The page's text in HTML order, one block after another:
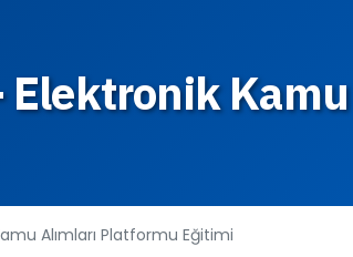
Elektronik
Alımları Platformu Eğitimi